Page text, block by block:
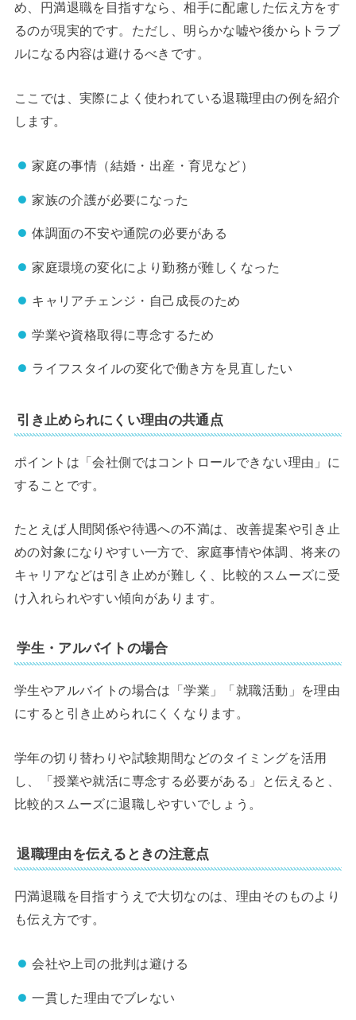
め、円満退職を目指すなら、相手に配慮した伝え方をす
るのが現実的です。ただし、明らかな嘘や後からトラブ
ルになる内容は避けるべきです。
ここでは、実際によく使われている退職理由の例を紹介
します。
家庭の事情（結婚・出産・育児など）
家族の介護が必要になった
体調面の不安や通院の必要がある
家庭環境の変化により勤務が難しくなった
キャリアチェンジ・自己成長のため
学業や資格取得に専念するため
ライフスタイルの変化で働き方を見直したい
引き止められにくい理由の共通点
ポイントは「会社側ではコントロールできない理由」に
することです。
たとえば人間関係や待遇への不満は、改善提案や引き止
めの対象になりやすい一方で、家庭事情や体調、将来の
キャリアなどは引き止めが難しく、比較的スムーズに受
け入れられやすい傾向があります。
学生・アルバイトの場合
学生やアルバイトの場合は「学業」「就職活動」を理由
にすると引き止められにくくなります。
学年の切り替わりや試験期間などのタイミングを活用
し、「授業や就活に専念する必要がある」と伝えると、
比較的スムーズに退職しやすいでしょう。
退職理由を伝えるときの注意点
円満退職を目指すうえで大切なのは、理由そのものより
も伝え方です。
会社や上司の批判は避ける
一貫した理由でブレない